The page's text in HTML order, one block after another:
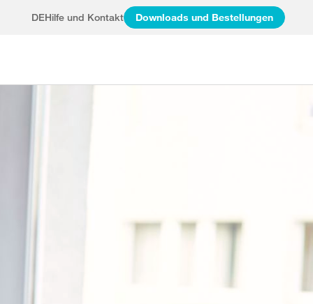
DEHilfe und Kontakt Downloads und Bestellungen